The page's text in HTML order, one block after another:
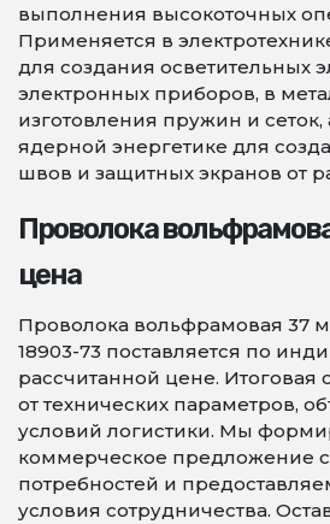
выполнения высокоточных
Применяется в
для создания осветительных
электронных приборов, в
изготовления пружин и сеток,
ядерной энергетике для
швов и защитных экранов от
Проволока
цена
Проволока вольфрамовая 37
18903-73 поставляется по
рассчитанной цене. Итоговая
от технических параметров,
условий логистики. Мы
коммерческое предложение
потребностей и
условия сотрудничества.